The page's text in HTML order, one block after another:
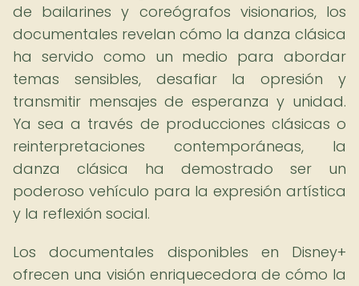
de bailarines y coreógrafos visionarios, los
documentales revelan cómo la danza clásica
ha servido como un medio para abordar
temas sensibles, desafiar la opresión y
transmitir mensajes de esperanza y unidad.
Ya sea a través de producciones clásicas o
reinterpretaciones contemporáneas, la
danza clásica ha demostrado ser un
poderoso vehículo para la expresión artística
y la reflexión social.
Los documentales disponibles en Disney+
ofrecen una visión enriquecedora de cómo la